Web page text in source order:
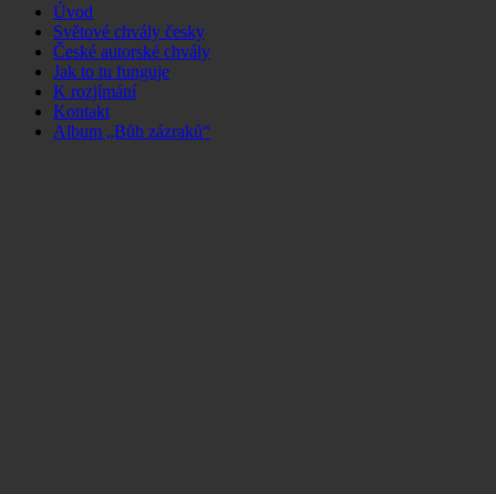
Úvod
Světové chvály česky
České autorské chvály
Jak to tu funguje
K rozjímání
Kontakt
Album „Bůh zázraků“